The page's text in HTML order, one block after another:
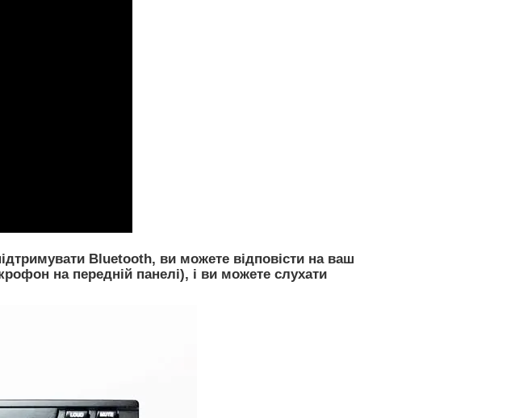
Bluetooth, ви можете відповісти на ваш
на передній панелі), і ви можете слухати